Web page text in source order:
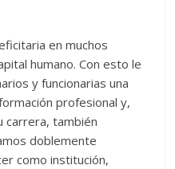
en muchos
humano. Con esto le
y funcionarias una
profesional y,
carrera, también
doblemente
como institución,